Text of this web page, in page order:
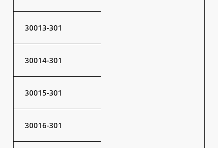
30013-301
30014-301
30015-301
30016-301